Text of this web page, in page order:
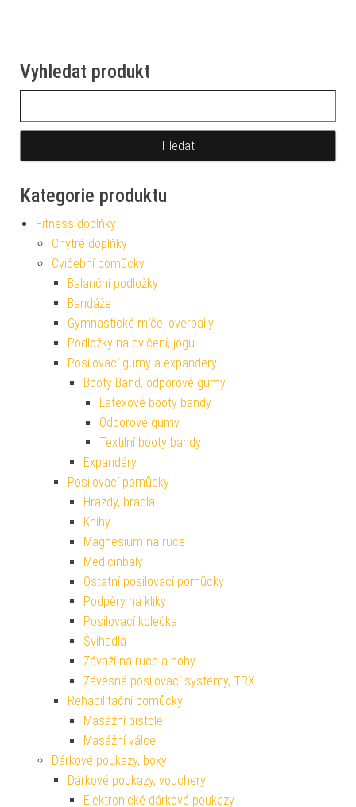
Vyhledat produkt
Kategorie produktu
Fitness doplňky
Chytré doplňky
Cvičební pomůcky
Balanční podložky
Bandáže
Gymnastické míče, overbally
Podložky na cvičení, jógu
Posilovací gumy a expandery
Booty Band, odporové gumy
Latexové booty bandy
Odporové gumy
Textilní booty bandy
Expandéry
Posilovací pomůcky
Hrazdy, bradla
Knihy
Magnesium na ruce
Medicinbaly
Ostatní posilovací pomůcky
Podpěry na kliky
Posilovací kolečka
Švihadla
Závaží na ruce a nohy
Závěsné posilovací systémy, TRX
Rehabilitační pomůcky
Masážní pistole
Masážní válce
Dárkové poukazy, boxy
Dárkové poukazy, vouchery
Elektronické dárkové poukazy